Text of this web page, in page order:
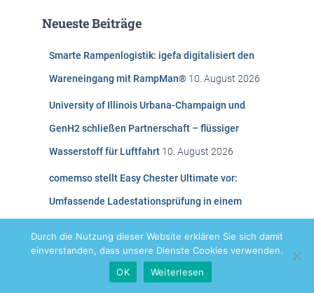
n
Neueste Beiträge
Smarte Rampenlogistik: igefa digitalisiert den
Wareneingang mit RampMan® 10. August 2026
University of Illinois Urbana-Champaign und
GenH2 schließen Partnerschaft – flüssiger
Wasserstoff für Luftfahrt 10. August 2026
comemso stellt Easy Chester Ultimate vor:
Umfassende Ladestationsprüfung in einem
Durch die Nutzung dieser Website erklären Sie sich damit
einverstanden, dass unsere Dienste Cookies verwenden.
OK
Weiterlesen